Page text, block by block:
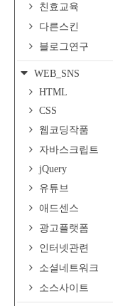
친효교육
다른스킨
블로그연구
WEB_SNS
HTML
CSS
웹코딩작품
자바스크립트
jQuery
유튜브
애드센스
광고플랫폼
인터넷관련
소셜네트워크
소스사이트